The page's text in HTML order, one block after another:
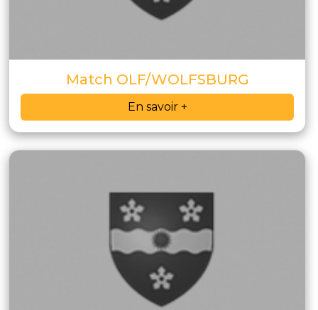
Match OLF/WOLFSBURG
En savoir +